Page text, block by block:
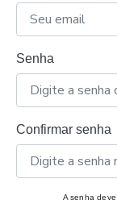
Senha
Confirmar senha
A senha